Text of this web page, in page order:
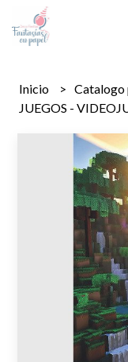
Inicio
Catalogo
JUEGOS -